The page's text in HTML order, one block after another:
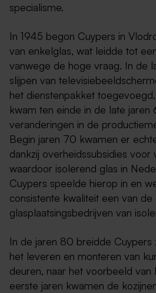
specialisme.
In 1945 begon Cuypers in
van enkelglas, wat leidde tot
vanwege de hoge vraag. In de
slijpen van
het dienstenpakket
kwam ten einde in de late jaren
veranderingen in de
Begin jaren 70 kwamen er
dankzij overheidssubsidies voor
waardoor isolerend glas in
Cuypers speelde hierop in en
consistente kwaliteit een van
glasplaatsingsbedrijven van
In de jaren 80 breidde Cuypers
het leveren en monteren van
deuren, naar het voorbeeld van
eerste jaren kwamen de